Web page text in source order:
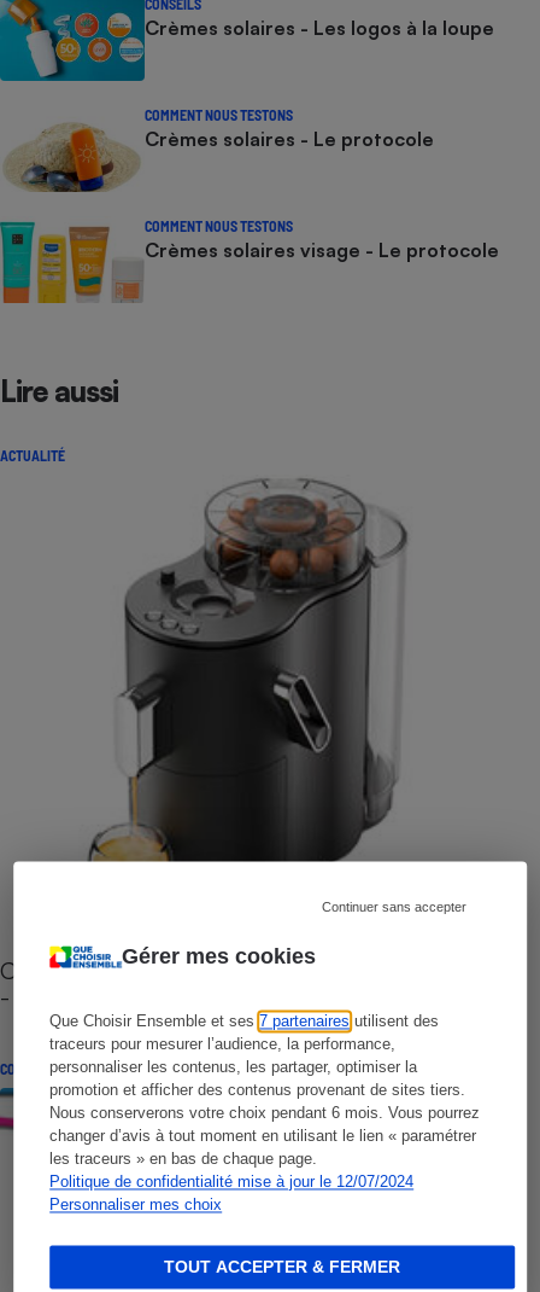
Gérer mes cookies
Que Choisir Ensemble et ses7 partenaires utilisent des
traceurs pour mesurer l’audience, la performance,
personnaliser les contenus, les partager, optimiser la
promotion et afficher des contenus provenant de sites tiers.
Nous conserverons votre choix pendant 6 mois. Vous pourrez
changer d’avis à tout moment en utilisant le lien « paramétrer
les traceurs » en bas de chaque page.
Politique de confidentialité mise à jour le 12/07/2024
Personnaliser mes choix
Continuer sans accepter
TOUT ACCEPTER & FERMER
CONSEILS
Crèmes solaires - Les logos à la loupe
COMMENT NOUS TESTONS
Crèmes solaires - Le protocole
COMMENT NOUS TESTONS
Crèmes solaires visage - Le protocole
Lire aussi
ACTUALITÉ
Cafetière à capsules zéro déchet CoffeeB (vidéo)
- Premières impressions
CONSEILS